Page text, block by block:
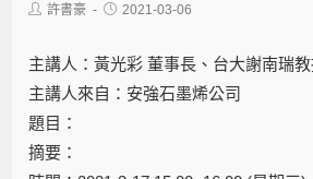
許書豪 2021-03-06
主講人：黃光彩 董事長、台大謝南瑞
主講人來自：安強石墨烯公司
題目：
摘要：